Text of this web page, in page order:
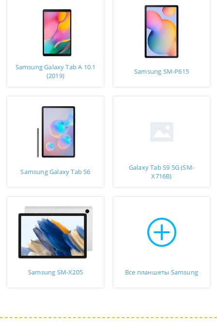
Samsung Galaxy Tab A 10.1
(2019)
Samsung SM-P615
Samsung Galaxy Tab S6
Galaxy Tab S9 5G (SM-
X716B)
Samsung SM-X205 Все планшеты Samsung